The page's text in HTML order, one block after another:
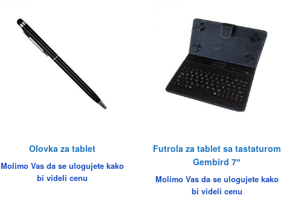
Olovka za tablet
Molimo Vas da se ulogujete kako
bi videli cenu
Futrola za tablet sa tastaturom
Gembird 7″
Molimo Vas da se ulogujete kako
bi videli cenu